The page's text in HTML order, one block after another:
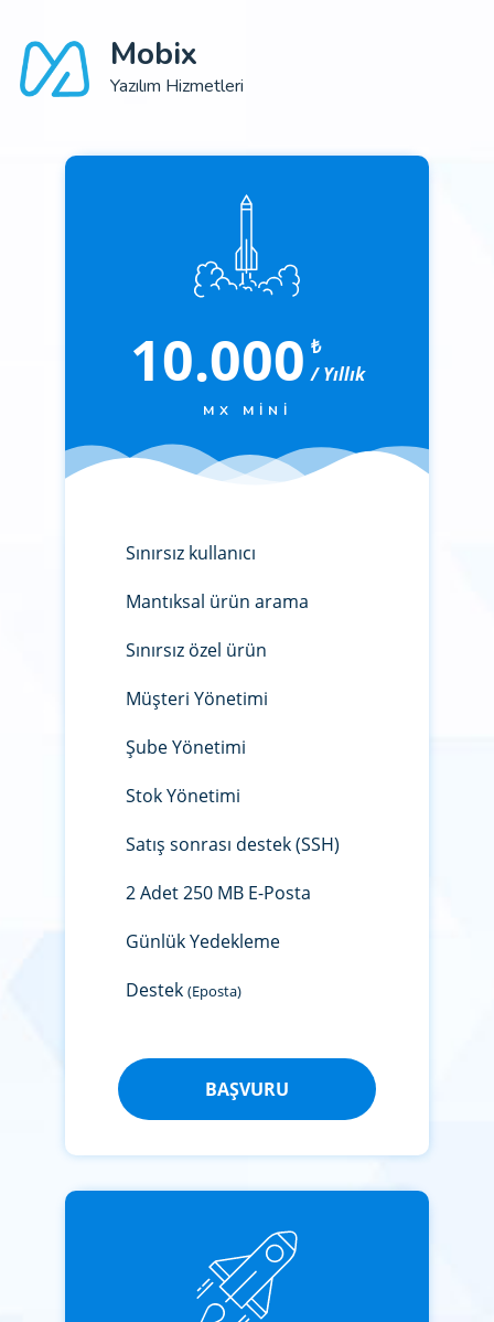
Mobix
Yazılım Hizmetleri
10.000 ₺
/ Yıllık
MX MINI
Sınırsız kullanıcı
Mantıksal ürün arama
Sınırsız özel ürün
Müşteri Yönetimi
Şube Yönetimi
Stok Yönetimi
Satış sonrası destek (SSH)
2 Adet 250 MB E-Posta
Günlük Yedekleme
Destek (Eposta)
BAŞVURU